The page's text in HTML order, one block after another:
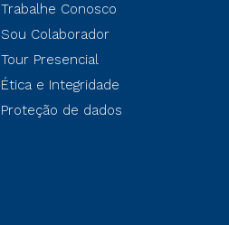
Trabalhe Conosco
Sou Colaborador
Tour Presencial
Ética e Integridade
Proteção de dados